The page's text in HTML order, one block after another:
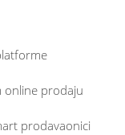
online prodaju
prodavaonici